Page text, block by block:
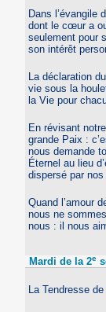
Dans l’évangile
dont le cœur a
seulement pour
son intérêt
La déclaration
vie sous la
la Vie pour
En révisant
grande Paix :
nous demande
Éternel au lieu
dispersé par
Quand l’amour
nous ne
nous : il nous
Mardi de la 2e
La Tendresse